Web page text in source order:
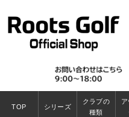
TOP シリーズ
クラブの
種類